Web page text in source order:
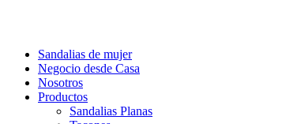
Sandalias de mujer
Negocio desde Casa
Nosotros
Productos
Sandalias Planas